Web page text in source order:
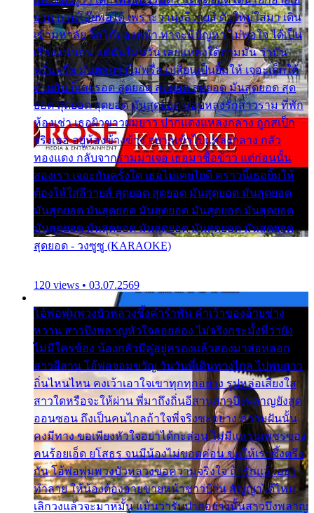
ยวน กวนโอ๊ยพอได้ เพราะว่านุ่งลีวายส์ ตัวใหม่ใส่มา เดิน
เข้ามหาลัย จิ๊กโก๊มองหน้า ท่าจะมีปัญหา ไม่พอใจ ได้เป็น
เรื่องแน่นอน แต่ฉันไม่หวั่น เลยแหลงใต้ถามมัน ว่ามัน
พรั่นพรือ มันตอบว่าไม่พรื่อ เปลี่ยนเป็นยิ้มให้ เจอะเด็กใต้
ด้วยกัน ก็เลยรอด สุดยอด สุดยอด สุดยอด มันสุดยอด สุด
ยอด สุดยอด สุดยอด มันสุดยอด แอบหลงรักสาวราม ที่พัก
ห้องเช่า เธอผิวขาวผมยาว ปากแดงแหลงกลาง ถูกสเป็ก
จริงเธอ อยู่ห้องข้างข้าง อยากเข้าไปแหลงกลาง กลัว
ทองแดง กลับจากรามมาเจอ เธอมาซื้อข้าว แต่ก่อนนั้น
สองเรา เจอะกันครั้งใด เธอไม่เคยไยดี คราวนี้เธอยิ้มให้
ต้องให้ใส่ลีวายส์ สุดยอด สุดยอด มันสุดยอด มันสุดยอด
มันสุดยอด มันสุดยอด มันสุดยอด มันสุดยอด มันสุดยอด
มันสุดยอด มันสุดยอด มันสุดยอด มันสุดยอด มันสุดยอด
สุดยอด - วงซูซู (KARAOKE)
120 views • 03.07.2569
โอ้พ่อพุ่มพวงบัวหลวงซึ้งคำรำพัน คำเว้าของอ้ายช่าง
หวาน สาวบึงพลาญหัวใจลอยล่อง ไม่จริงกระมั้งที่ว่ายัง
ไม่มีใครข้อง น้องกลัวมีคู่อยู่ครองแล้วลองมาล่อหลอก
สาวอีสาน โอ้พ่อจอมขวัญ วันวันพี่เดินทางไกล ไปพบสาว
ถิ่นไหนไหน คงเว้าเอาใจเขาทุกทุกอย่าง รูปหล่อเสียงใส
สาวใดหรือจะให้ผ่าน พี่มาถึงถิ่นอีสานสาวบึงพลาญยังสุด
ออนซอน ถึงเป็นคนไกลถ้าใจพี่จริงซะอย่าง ความฝันนั้น
คงมีทาง ขอเพียงหัวใจอย่าได้กะล่อน ไม่มีแหวนเพชรของ
คนร้อยเอ็ด ยโสธร จนมีน้องไม่ขอดค่อน ขอให้เราซึ้งตรึง
กัน โอ้พ่อพุ่มพวงบัวหลวงขอความจริงใจ ถ้ารักแล้วอย่า
ทำลาย ให้น้องต้องอายขายหน้าชาวบ้าน สัญญาได้ไหม
เลิกวงแล้วจะมาหมั้น แม้นว่ารับปากอย่างนั้นสาวบึงพลาญ